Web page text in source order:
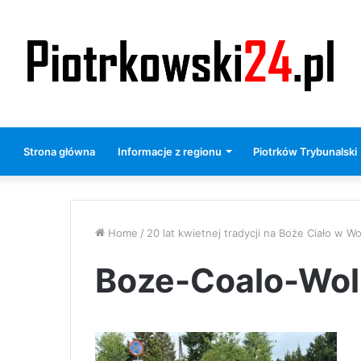
Strona główna Informacje z regionu Piotrków Trybunalski
Home / 20 lat kwietnej tradycji na Boże Ciało w
Boze-Coalo-